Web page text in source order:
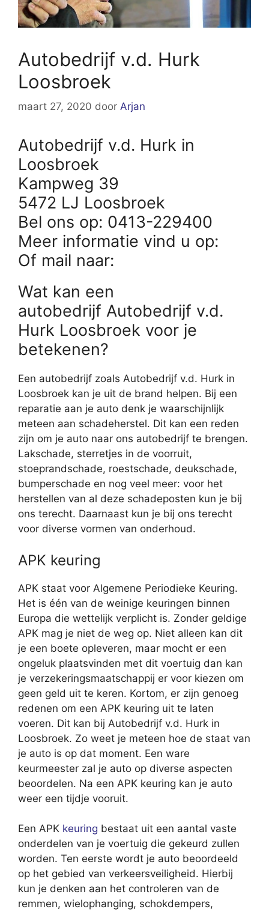
Autobedrijf v.d. Hurk
Loosbroek
maart 27, 2020 door Arjan
Autobedrijf v.d. Hurk in
Loosbroek
Kampweg 39
5472 LJ Loosbroek
Bel ons op: 0413-229400
Meer informatie vind u op:
Of mail naar:
Wat kan een
autobedrijf Autobedrijf v.d.
Hurk Loosbroek voor je
betekenen?
Een autobedrijf zoals Autobedrijf v.d. Hurk in
Loosbroek kan je uit de brand helpen. Bij een
reparatie aan je auto denk je waarschijnlijk
meteen aan schadeherstel. Dit kan een reden
zijn om je auto naar ons autobedrijf te brengen.
Lakschade, sterretjes in de voorruit,
stoeprandschade, roestschade, deukschade,
bumperschade en nog veel meer: voor het
herstellen van al deze schadeposten kun je bij
ons terecht. Daarnaast kun je bij ons terecht
voor diverse vormen van onderhoud.
APK keuring
APK staat voor Algemene Periodieke Keuring.
Het is één van de weinige keuringen binnen
Europa die wettelijk verplicht is. Zonder geldige
APK mag je niet de weg op. Niet alleen kan dit
je een boete opleveren, maar mocht er een
ongeluk plaatsvinden met dit voertuig dan kan
je verzekeringsmaatschappij er voor kiezen om
geen geld uit te keren. Kortom, er zijn genoeg
redenen om een APK keuring uit te laten
voeren. Dit kan bij Autobedrijf v.d. Hurk in
Loosbroek. Zo weet je meteen hoe de staat van
je auto is op dat moment. Een ware
keurmeester zal je auto op diverse aspecten
beoordelen. Na een APK keuring kan je auto
weer een tijdje vooruit.
Een APK keuring bestaat uit een aantal vaste
onderdelen van je voertuig die gekeurd zullen
worden. Ten eerste wordt je auto beoordeeld
op het gebied van verkeersveiligheid. Hierbij
kun je denken aan het controleren van de
remmen, wielophanging, schokdempers,